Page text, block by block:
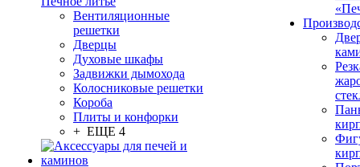
Вентиляционные
решетки
Дверцы
Духовые шкафы
Задвижки дымохода
Колосниковые решетки
Короба
Плиты и конфорки
+ ЕЩЕ 4